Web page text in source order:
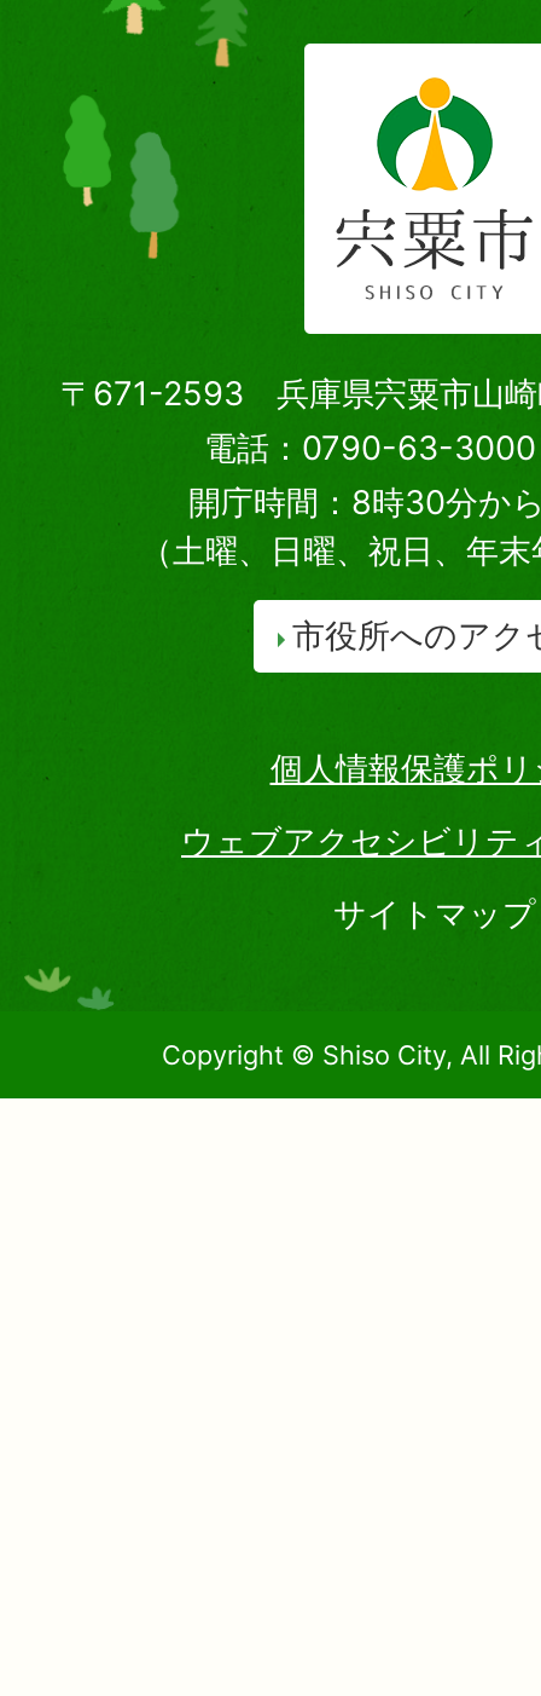
〒671-2593 兵庫県宍粟市山崎
電話：0790-63-3000
開庁時間：8時30分か
（土曜、日曜、祝日、年
市役所へのアク
個人情報保護ポ
ウェブアクセシビリテ
サイトマップ
Copyright © Shiso City, All